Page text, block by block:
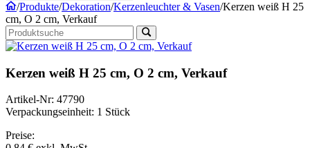
/Produkte/Dekoration/Kerzenleuchter & Vasen/Kerzen weiß H 25
cm, O 2 cm, Verkauf
Kerzen weiß H 25 cm, O 2 cm, Verkauf
Artikel-Nr: 47790
Verpackungseinheit: 1 Stück
Preise: